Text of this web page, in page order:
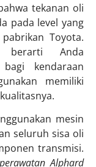
tekanan oli
pada level yang
Toyota.
berarti Anda
kendaraan
memiliki
mesin
seluruh sisa oli
transmisi.
Alphard